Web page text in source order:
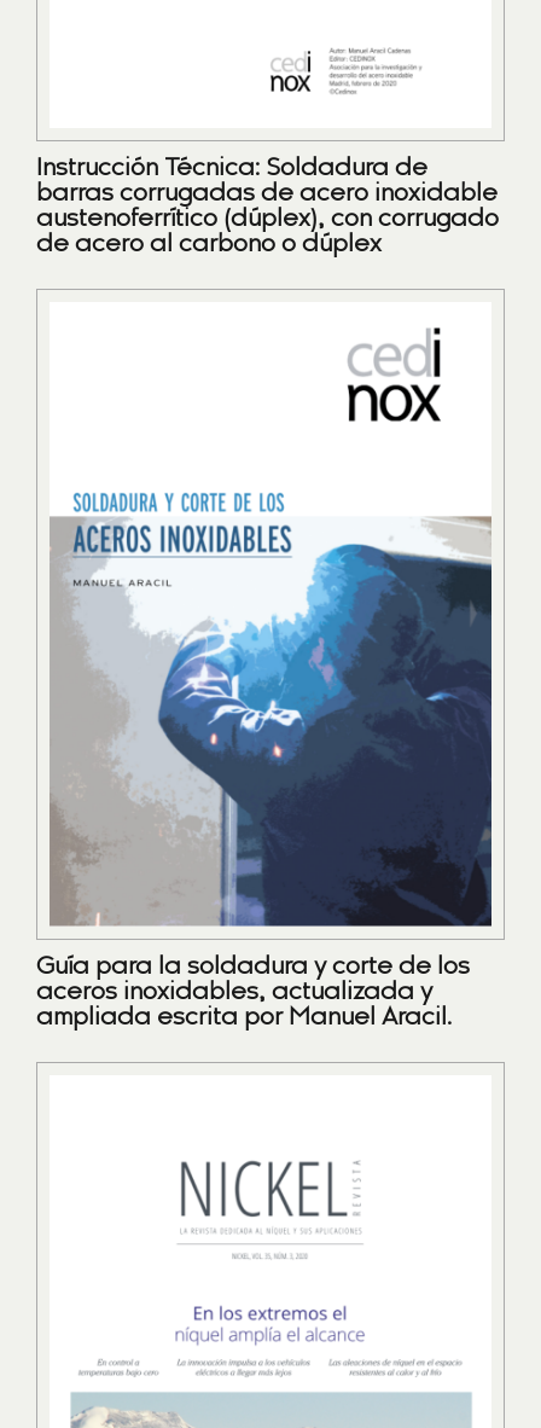
Instrucción Técnica: Soldadura de
barras corrugadas de acero inoxidable
austenoferrítico (dúplex), con corrugado
de acero al carbono o dúplex
Guía para la soldadura y corte de los
aceros inoxidables, actualizada y
ampliada escrita por Manuel Aracil.